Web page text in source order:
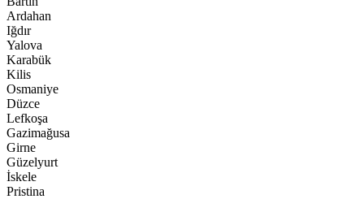
Ardahan
Iğdır
Yalova
Karabük
Kilis
Osmaniye
Düzce
Lefkoşa
Gazimağusa
Girne
Güzelyurt
İskele
Pristina